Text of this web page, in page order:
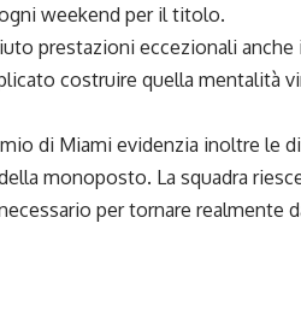
weekend per il titolo.
prestazioni eccezionali
costruire quella mentalità
di Miami evidenzia inoltre le
monoposto. La squadra
per tornare realmente